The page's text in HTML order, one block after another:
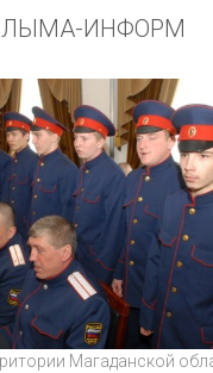
ИНФОРМ
Магаданской